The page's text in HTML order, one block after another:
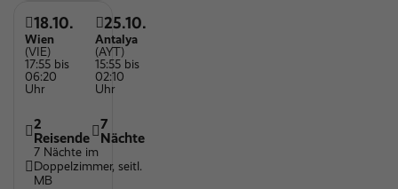
18.10.
Wien
(VIE)
17:55 bis
06:20
Uhr
25.10.
Antalya
(AYT)
15:55 bis
02:10
Uhr
2
Reisende
7
Nächte
7 Nächte im
Doppelzimmer, seitl.
MB